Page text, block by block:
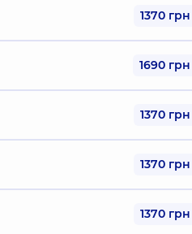
1370 грн
1690 грн
1370 грн
1370 грн
1370 грн